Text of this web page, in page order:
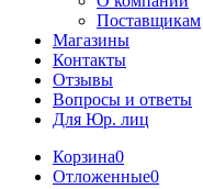
Поставщикам
Магазины
Контакты
Отзывы
Вопросы и ответы
Для Юр. лиц
Корзина0
Отложенные0